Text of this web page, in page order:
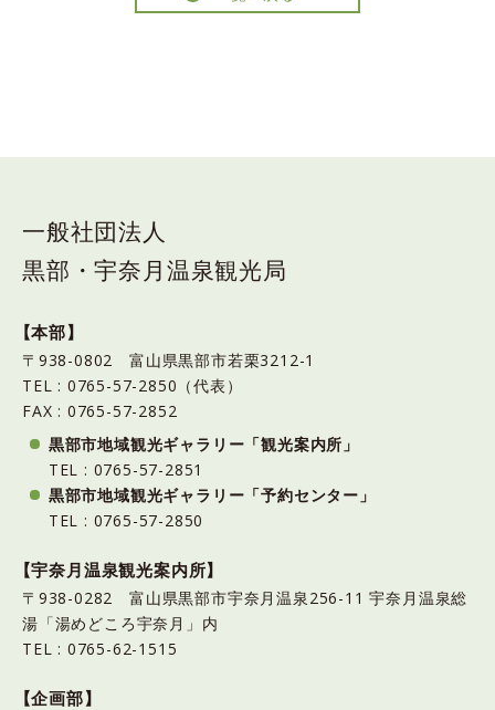
一般社団法人
黒部・宇奈月温泉観光局
【本部】
〒938-0802 富山県黒部市若栗3212-1
TEL : 0765-57-2850（代表）
FAX : 0765-57-2852
黒部市地域観光ギャラリー「観光案内所」
TEL : 0765-57-2851
黒部市地域観光ギャラリー「予約センター」
TEL : 0765-57-2850
【宇奈月温泉観光案内所】
〒938-0282 富山県黒部市宇奈月温泉256-11 宇奈月温泉総
湯「湯めどころ宇奈月」内
TEL : 0765-62-1515
【企画部】